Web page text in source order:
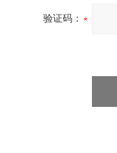
验证码：